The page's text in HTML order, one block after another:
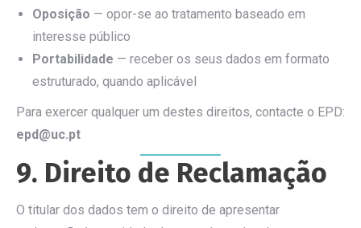
Oposição — opor-se ao tratamento baseado em
interesse público
Portabilidade — receber os seus dados em formato
estruturado, quando aplicável
Para exercer qualquer um destes direitos, contacte o EPD:
epd@uc.pt
9. Direito de Reclamação
O titular dos dados tem o direito de apresentar